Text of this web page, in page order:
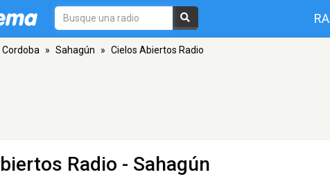
Cordoba » Sahagún » Cielos Abiertos Radio
Radio - Sahagún